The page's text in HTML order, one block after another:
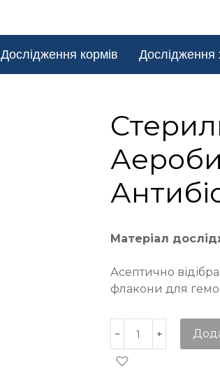
Дослідження кормів Дослідження
Матеріал
Асептично
флакони для